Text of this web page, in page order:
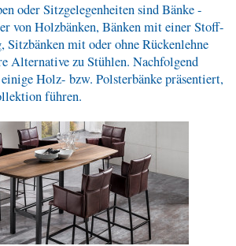
oder Sitzgelegenheiten sind Bänke -
von Holzbänken, Bänken mit einer Stoff-
Sitzbänken mit oder ohne Rückenlehne
Alternative zu Stühlen. Nachfolgend
Holz- bzw. Polsterbänke präsentiert,
führen.